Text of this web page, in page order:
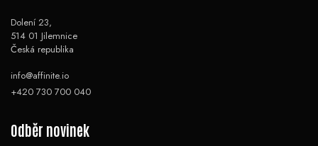
Dolení 23,
514 01 Jilemnice
Česká republika
info@affinite.io
+420 730 700 040
Odběr novinek